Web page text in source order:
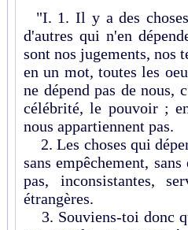
"I. 1. Il y a des
d'autres qui n'en
sont nos jugements, nos
en un mot, toutes les
ne dépend pas de nous,
célébrité, le pouvoir ;
nous appartiennent pas.
2. Les choses qui
sans empêchement,
pas, inconsistantes,
étrangères.
3. Souviens-toi donc